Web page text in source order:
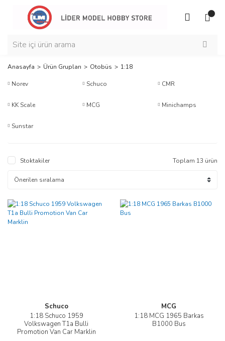
Anasayfa Ürün Grupları Otobüs 1:18
Norev Schuco CMR
KK Scale MCG Minichamps
Sunstar
Stoktakiler Toplam 13 ürün
Schuco
1:18 Schuco 1959
Volkswagen T1a Bulli
Promotion Van Car Marklin
MCG
1:18 MCG 1965 Barkas
B1000 Bus